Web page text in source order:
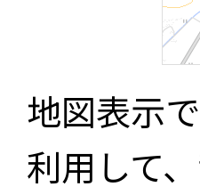
地図表示
利用して